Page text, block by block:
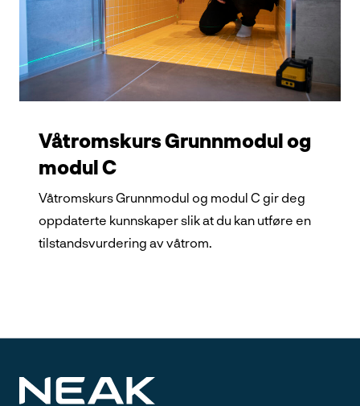
Våtromskurs Grunnmodul og
modul C
Våtromskurs Grunnmodul og modul C gir deg
oppdaterte kunnskaper slik at du kan utføre en
tilstandsvurdering av våtrom.